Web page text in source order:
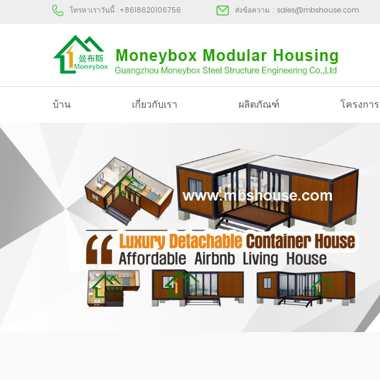
โทรหาเราวันนี้ :+8618620106756 ส่งข้อความ : sales@mbshouse.com
บ้าน เกี่ยวกับเรา ผลิตภัณฑ์ โครงการ